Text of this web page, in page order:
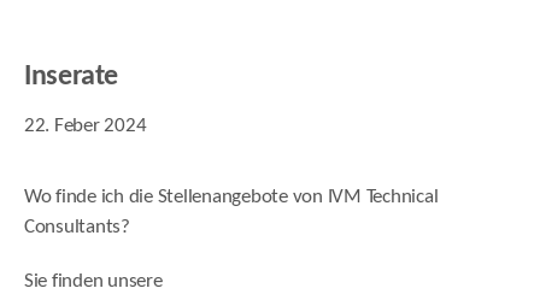
Inserate
22. Feber 2024
Wo finde ich die Stellenangebote von IVM Technical
Consultants?
Sie finden unsere